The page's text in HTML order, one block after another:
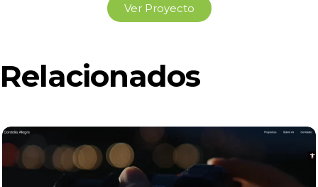
Ver Proyecto
Relacionados